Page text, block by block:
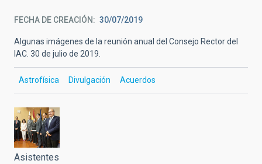
FECHA DE CREACIÓN 30/07/2019
Algunas imágenes de la reunión anual del Consejo Rector del
IAC. 30 de julio de 2019.
Astrofísica Divulgación Acuerdos
Asistentes